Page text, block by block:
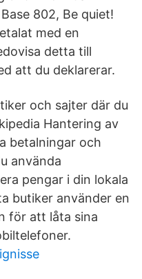
802, Be quiet!
med en
detta till
att du deklarerar.
och sajter där du
Hantering av
betalningar och
använda
pengar i din lokala
butiker använder en
för att låta sina